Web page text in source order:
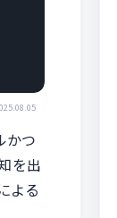
かつ
を出
よる